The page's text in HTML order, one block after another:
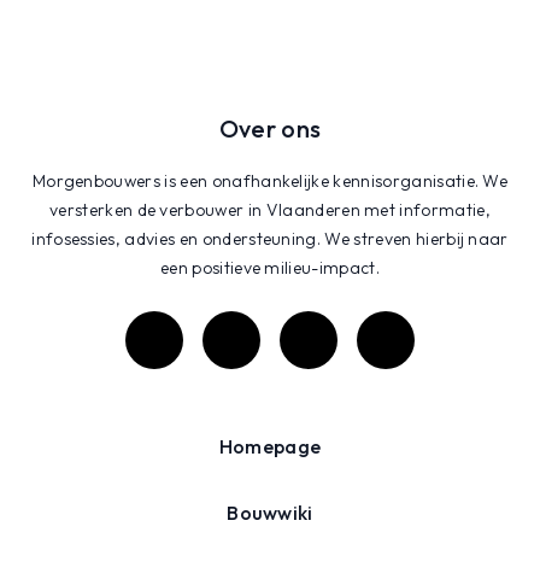
Over ons
Morgenbouwers is een onafhankelijke kennisorganisatie. We
versterken de verbouwer in Vlaanderen met informatie,
infosessies, advies en ondersteuning. We streven hierbij naar
een positieve milieu-impact.
Homepage
Bouwwiki